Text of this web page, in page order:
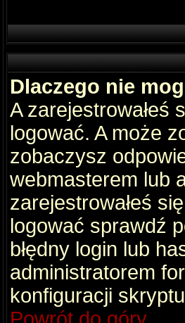
Dlaczego nie
A zarejestrowałeś
logować. A może
zobaczysz
webmasterem lub
zarejestrowałeś
logować sprawdź
błędny login lub
administratorem
konfiguracji